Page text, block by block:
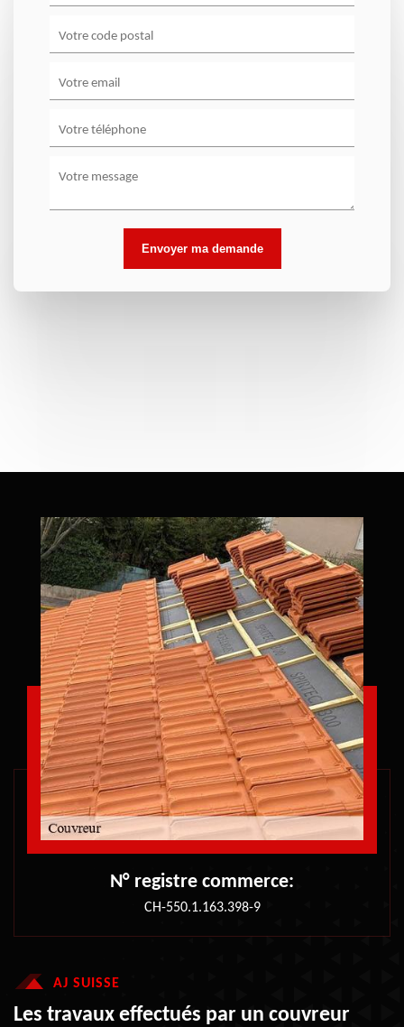
N° registre commerce:
CH-550.1.163.398-9
AJ SUISSE
Les travaux effectués par un couvreur